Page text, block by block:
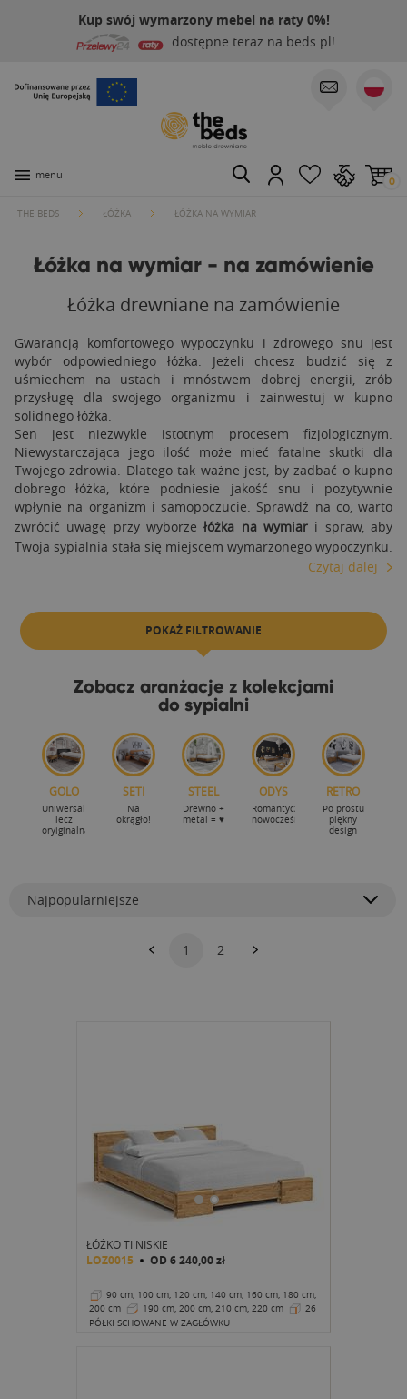
Kup swój wymarzony mebel na raty 0%!
dostępne teraz na beds.pl!
menu 0
THE BEDS ŁÓŻKA ŁÓŻKA NA WYMIAR
Łóżka na wymiar - na zamówienie
Łóżka drewniane na zamówienie
Gwarancją komfortowego wypoczynku i zdrowego snu jest
wybór odpowiedniego łóżka. Jeżeli chcesz budzić się z
uśmiechem na ustach i mnóstwem dobrej energii, zrób
przysługę dla swojego organizmu i zainwestuj w kupno
solidnego łóżka.
Sen jest niezwykle istotnym procesem fizjologicznym.
Niewystarczająca jego ilość może mieć fatalne skutki dla
Twojego zdrowia. Dlatego tak ważne jest, by zadbać o kupno
dobrego łóżka, które podniesie jakość snu i pozytywnie
wpłynie na organizm i samopoczucie. Sprawdź na co, warto
zwrócić uwagę przy wyborzełóżka na wymiar i spraw, aby
Twoja sypialnia stała się miejscem wymarzonego wypoczynku.
Czytaj dalej
POKAŻ FILTROWANIE
Zobacz aranżacje z kolekcjami
do sypialni
GOLO
Uniwersalna
lecz
oryiginalna
SETI
Na
okrągło!
STEEL
Drewno +
metal = ♥
ODYS
Romantycznie-
nowocześnie
RETRO
Po prostu
piękny
design
1 2
Najpopularniejsze
ŁÓŻKO TI NISKIE
LOZ0015 OD 6 240,00 zł
90 cm, 100 cm, 120 cm, 140 cm, 160 cm, 180 cm,
200 cm
190 cm, 200 cm, 210 cm, 220 cm
26
cm
PÓŁKI SCHOWANE W ZAGŁÓWKU